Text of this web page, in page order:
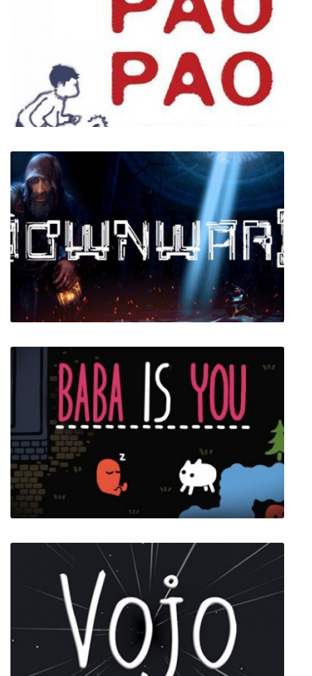
The End Is Nigh
PaoPao
Baba Is You